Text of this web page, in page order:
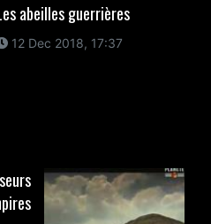
abeilles guerrières
12 Dec 2018, 17:37